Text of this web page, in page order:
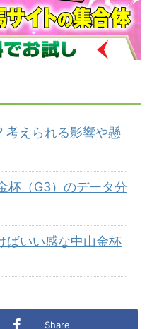
考えられる影響や懸
杯（G3）のデータ分
ばいい感な中山金杯
Share